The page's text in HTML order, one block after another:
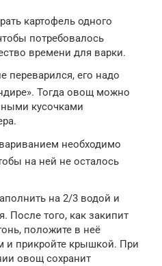
картофель одного
потребовалось
времени для варки.
переварился, его надо
Тогда овощ можно
кусочками
необходимо
на ней не осталось
на 2/3 водой и
После того, как закипит
положите в неё
и прикройте крышкой. При
овощ сохранит